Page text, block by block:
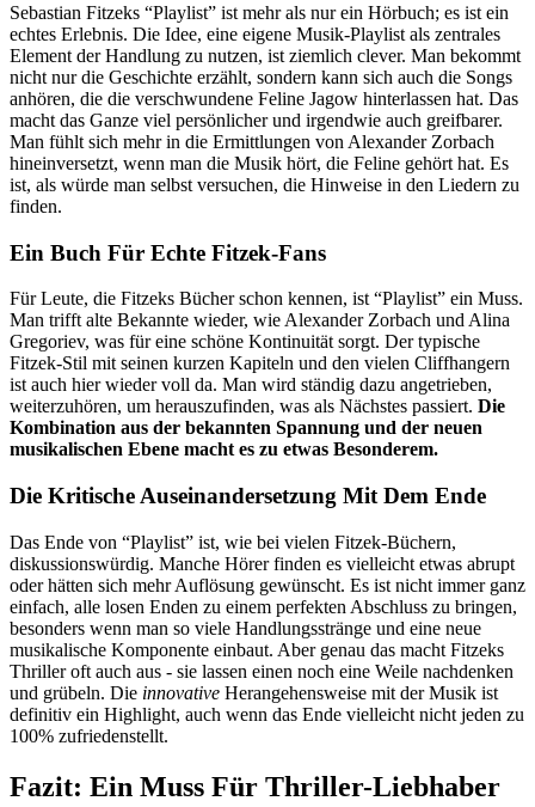
Sebastian Fitzeks “Playlist” ist mehr als nur ein Hörbuch; es ist ein
echtes Erlebnis. Die Idee, eine eigene Musik-Playlist als zentrales
Element der Handlung zu nutzen, ist ziemlich clever. Man bekommt
nicht nur die Geschichte erzählt, sondern kann sich auch die Songs
anhören, die die verschwundene Feline Jagow hinterlassen hat. Das
macht das Ganze viel persönlicher und irgendwie auch greifbarer.
Man fühlt sich mehr in die Ermittlungen von Alexander Zorbach
hineinversetzt, wenn man die Musik hört, die Feline gehört hat. Es
ist, als würde man selbst versuchen, die Hinweise in den Liedern zu
finden.
Ein Buch Für Echte Fitzek-Fans
Für Leute, die Fitzeks Bücher schon kennen, ist “Playlist” ein Muss.
Man trifft alte Bekannte wieder, wie Alexander Zorbach und Alina
Gregoriev, was für eine schöne Kontinuität sorgt. Der typische
Fitzek-Stil mit seinen kurzen Kapiteln und den vielen Cliffhangern
ist auch hier wieder voll da. Man wird ständig dazu angetrieben,
weiterzuhören, um herauszufinden, was als Nächstes passiert. Die
Kombination aus der bekannten Spannung und der neuen
musikalischen Ebene macht es zu etwas Besonderem.
Die Kritische Auseinandersetzung Mit Dem Ende
Das Ende von “Playlist” ist, wie bei vielen Fitzek-Büchern,
diskussionswürdig. Manche Hörer finden es vielleicht etwas abrupt
oder hätten sich mehr Auflösung gewünscht. Es ist nicht immer ganz
einfach, alle losen Enden zu einem perfekten Abschluss zu bringen,
besonders wenn man so viele Handlungsstränge und eine neue
musikalische Komponente einbaut. Aber genau das macht Fitzeks
Thriller oft auch aus - sie lassen einen noch eine Weile nachdenken
und grübeln. Die innovative Herangehensweise mit der Musik ist
definitiv ein Highlight, auch wenn das Ende vielleicht nicht jeden zu
100% zufriedenstellt.
Fazit: Ein Muss Für Thriller-Liebhaber